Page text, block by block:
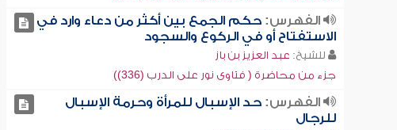
الفهرس:حكم الجمع بين أكثر من دعاء وارد في
الاستفتاح أو في الركوع والسجود
للشيخ: عبد العزيز بن باز
جزء من محاضرة ( فتاوى نور على الدرب (336))
الفهرس:حد الإسبال للمرأة وحرمة الإسبال
للرجال